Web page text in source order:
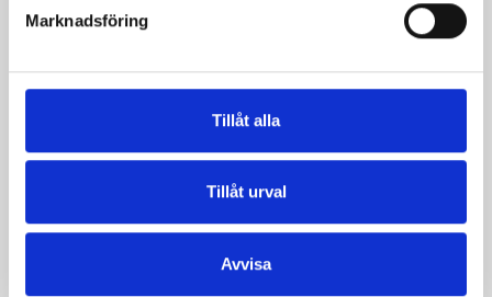
Marknadsföring
Tillåt alla
Tillåt urval
Avvisa